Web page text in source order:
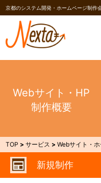
京都のシステム開発・ホームページ制
Webサイト・HP
制作概要
TOP >サービス >Webサイト・
新規制作